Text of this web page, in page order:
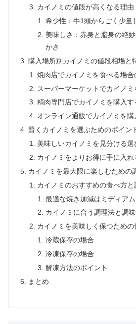
カイノミの値段が高くなる理由
希少性：牛1頭からごく少量
美味しさ：赤身と脂身の絶
かさ
購入場所別カイノミの値段相場と
焼肉店でカイノミを食べる場合
スーパーマーケットでカイノ
精肉専門店でカイノミを購入す
オンライン通販でカイノミを購
賢くカイノミを選ぶためのポイン
美味しいカイノミを見分ける選
カイノミをよりお得に手に入れ
カイノミを最大限に楽しむための
カイノミのおすすめの食べ方と
最適な焼き加減はミディア
カイノミに合う調理法と調
カイノミを美味しく保つための
冷蔵保存の場合
冷凍保存の場合
解凍方法のポイント
まとめ